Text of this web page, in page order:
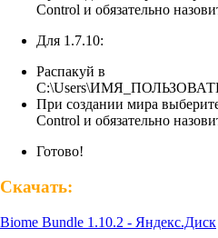
Control и обязательно
Для 1.7.10:
Распакуй в
При создании мира
Control и обязательно
Готово!
Скачать:
Biome Bundle 1.10.2 - Яндекс.Диск